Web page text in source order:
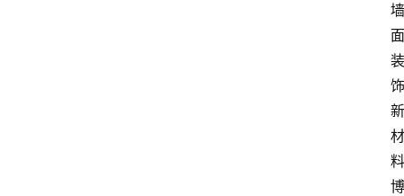
墙
面
装
饰
新
材
料
博